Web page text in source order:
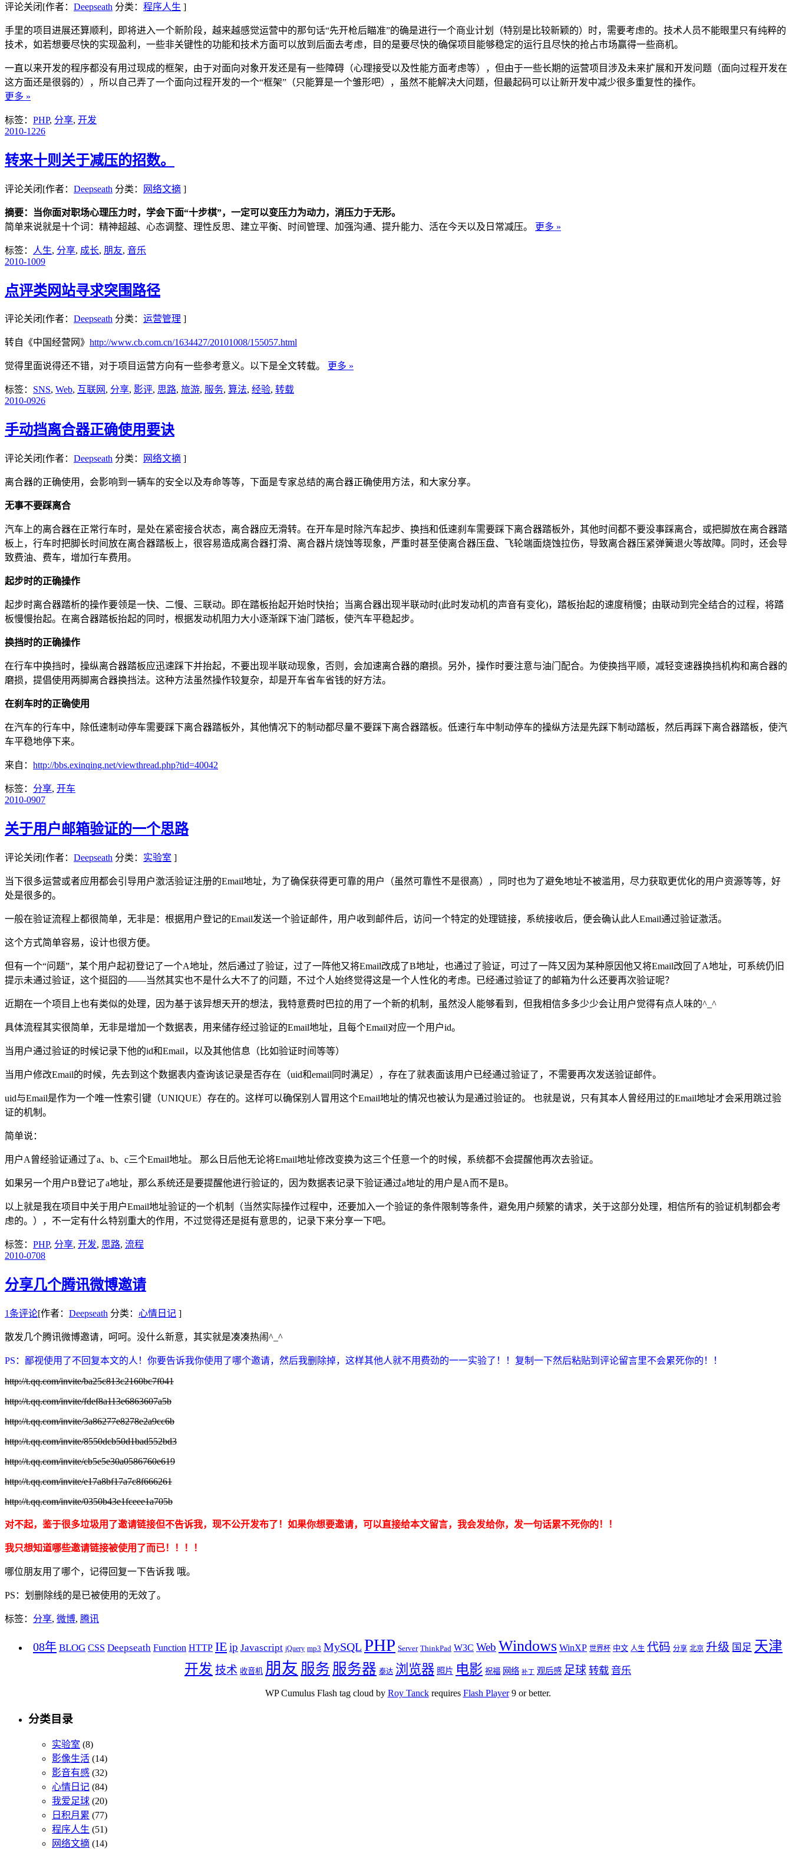
评论关闭 [作者： Deepseath 分类： 程序人生 ]
手里的项目进展还算顺利，即将进入一个新阶段，越来越感觉运营中的那句话“先开枪后瞄准”的确是进行一个商业计划（特别是比较新颖的）时，需要考虑的。技术人员不能眼里只有纯粹的
技术，如若想要尽快的实现盈利，一些非关键性的功能和技术方面可以放到后面去考虑，目的是要尽快的确保项目能够稳定的运行且尽快的抢占市场赢得一些商机。
一直以来开发的程序都没有用过现成的框架，由于对面向对象开发还是有一些障碍（心理接受以及性能方面考虑等），但由于一些长期的运营项目涉及未来扩展和开发问题（面向过程开发在
这方面还是很弱的），所以自己弄了一个面向过程开发的一个“框架”（只能算是一个雏形吧），虽然不能解决大问题，但最起码可以让新开发中减少很多重复性的操作。
更多 »
标签： PHP, 分享, 开发
2010-1226
转来十则关于减压的招数。
评论关闭 [作者： Deepseath 分类： 网络文摘 ]
摘要：当你面对职场心理压力时，学会下面“十步棋”，一定可以变压力为动力，消压力于无形。
简单来说就是十个词：精神超越、心态调整、理性反思、建立平衡、时间管理、加强沟通、提升能力、活在今天以及日常减压。
更多 »
标签： 人生, 分享, 成长, 朋友, 音乐
2010-1009
点评类网站寻求突围路径
评论关闭 [作者： Deepseath 分类： 运营管理 ]
转自《中国经营网》 http://www.cb.com.cn/1634427/20101008/155057.html
觉得里面说得还不错，对于项目运营方向有一些参考意义。以下是全文转载。 更多 »
标签： SNS, Web, 互联网 , 分享, 影评, 思路, 旅游, 服务, 算法, 经验, 转载
2010-0926
手动挡离合器正确使用要诀
评论关闭 [作者： Deepseath 分类： 网络文摘 ]
离合器的正确使用，会影响到一辆车的安全以及寿命等等，下面是专家总结的离合器正确使用方法，和大家分享。
无事不要踩离合
汽车上的离合器在正常行车时，是处在紧密接合状态，离合器应无滑转。在开车是时除汽车起步、换挡和低速刹车需要踩下离合器踏板外，其他时间都不要没事踩离合，或把脚放在离合器踏
板上，行车时把脚长时间放在离合器踏板上，很容易造成离合器打滑、离合器片烧蚀等现象，严重时甚至使离合器压盘、飞轮端面烧蚀拉伤，导致离合器压紧弹簧退火等故障。同时，还会导
致费油、费车，增加行车费用。
起步时的正确操作
起步时离合器踏析的操作要领是一快、二慢、三联动。即在踏板抬起开始时快抬；当离合器出现半联动时(此时发动机的声音有变化)，踏板抬起的速度稍慢；由联动到完全结合的过程，将踏
板慢慢抬起。在离合器踏板抬起的同时，根据发动机阻力大小逐渐踩下油门踏板，使汽车平稳起步。
换挡时的正确操作
在行车中换挡时，操纵离合器踏板应迅速踩下并抬起，不要出现半联动现象，否则，会加速离合器的磨损。另外，操作时要注意与油门配合。为使换挡平顺，减轻变速器换挡机构和离合器的
磨损，提倡使用两脚离合器换挡法。这种方法虽然操作较复杂，却是开车省车省钱的好方法。
在刹车时的正确使用
在汽车的行车中，除低速制动停车需要踩下离合器踏板外，其他情况下的制动都尽量不要踩下离合器踏板。低速行车中制动停车的操纵方法是先踩下制动踏板，然后再踩下离合器踏板，使汽
车平稳地停下来。
来自： http://bbs.exinqing.net/viewthread.php?tid=40042
标签： 分享, 开车
2010-0907
关于用户邮箱验证的一个思路
评论关闭 [作者： Deepseath 分类： 实验室 ]
当下很多运营或者应用都会引导用户激活验证注册的Email地址，为了确保获得更可靠的用户（虽然可靠性不是很高），同时也为了避免地址不被滥用，尽力获取更优化的用户资源等等，好
处是很多的。
一般在验证流程上都很简单，无非是：根据用户登记的Email发送一个验证邮件，用户收到邮件后，访问一个特定的处理链接，系统接收后，便会确认此人Email通过验证激活。
这个方式简单容易，设计也很方便。
但有一个“问题”，某个用户起初登记了一个A地址，然后通过了验证，过了一阵他又将Email改成了B地址，也通过了验证，可过了一阵又因为某种原因他又将Email改回了A地址，可系统仍旧
提示未通过验证，这个挺囧的——当然其实也不是什么大不了的问题，不过个人始终觉得这是一个人性化的考虑。已经通过验证了的邮箱为什么还要再次验证呢？
近期在一个项目上也有类似的处理，因为基于该异想天开的想法，我特意费时巴拉的用了一个新的机制，虽然没人能够看到，但我相信多多少少会让用户觉得有点人味的^_^
具体流程其实很简单，无非是增加一个数据表，用来储存经过验证的Email地址，且每个Email对应一个用户id。
当用户通过验证的时候记录下他的id和Email，以及其他信息（比如验证时间等等）
当用户修改Email的时候，先去到这个数据表内查询该记录是否存在（uid和email同时满足），存在了就表面该用户已经通过验证了，不需要再次发送验证邮件。
uid与Email是作为一个唯一性索引键（UNIQUE）存在的。这样可以确保别人冒用这个Email地址的情况也被认为是通过验证的。 也就是说，只有其本人曾经用过的Email地址才会采用跳过验
证的机制。
简单说：
用户A曾经验证通过了a、b、c三个Email地址。 那么日后他无论将Email地址修改变换为这三个任意一个的时候，系统都不会提醒他再次去验证。
如果另一个用户B登记了a地址，那么系统还是要提醒他进行验证的，因为数据表记录下验证通过a地址的用户是A而不是B。
以上就是我在项目中关于用户Email地址验证的一个机制（当然实际操作过程中，还要加入一个验证的条件限制等条件，避免用户频繁的请求，关于这部分处理，相信所有的验证机制都会考
虑的。），不一定有什么特别重大的作用，不过觉得还是挺有意思的，记录下来分享一下吧。
标签： PHP, 分享, 开发, 思路, 流程
2010-0708
分享几个腾讯微博邀请
1条评论[作者： Deepseath 分类： 心情日记 ]
散发几个腾讯微博邀请，呵呵。没什么新意，其实就是凑凑热闹^_^
PS：鄙视使用了不回复本文的人！你要告诉我你使用了哪个邀请，然后我删除掉，这样其他人就不用费劲的一一实验了！！复制一下然后粘贴到评论留言里不会累死你的！！
http://t.qq.com/invite/ba25c813c2160bc7f041
http://t.qq.com/invite/fdef8a113e6863607a5b
http://t.qq.com/invite/3a86277e8278e2a9cc6b
http://t.qq.com/invite/8550dcb50d1bad552bd3
http://t.qq.com/invite/cb5e5e30a0586760e619
http://t.qq.com/invite/e17a8bf17a7c8f666261
http://t.qq.com/invite/0350b43e1fceee1a705b
对不起，鉴于很多垃圾用了邀请链接但不告诉我，现不公开发布了！如果你想要邀请，可以直接给本文留言，我会发给你，发一句话累不死你的！！
我只想知道哪些邀请链接被使用了而已！！！！
哪位朋友用了哪个，记得回复一下告诉我 哦。
PS：划删除线的是已被使用的无效了。
标签： 分享, 微博, 腾讯
08年 BLOG CSS Deepseath Function HTTP IEip Javascript jQuery mp3 MySQL PHP Server ThinkPad W3C Web Windows WinXP 世界杯 中文 人生 代码 分享 北京 升级 国足 天津
开发 技术 收音机 朋友 服务 服务器 泰达 浏览器 照片 电影 祝福 网络 补丁 观后感 足球 转载 音乐
WP Cumulus Flash tag cloud by Roy Tanckrequires Flash Player9 or better.
分类目录
实验室 (8)
影像生活 (14)
影音有感 (32)
心情日记 (84)
我爱足球 (20)
日积月累 (77)
程序人生 (51)
网络文摘 (14)